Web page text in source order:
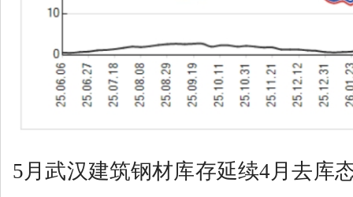
5月武汉建筑钢材库存延续4月去库